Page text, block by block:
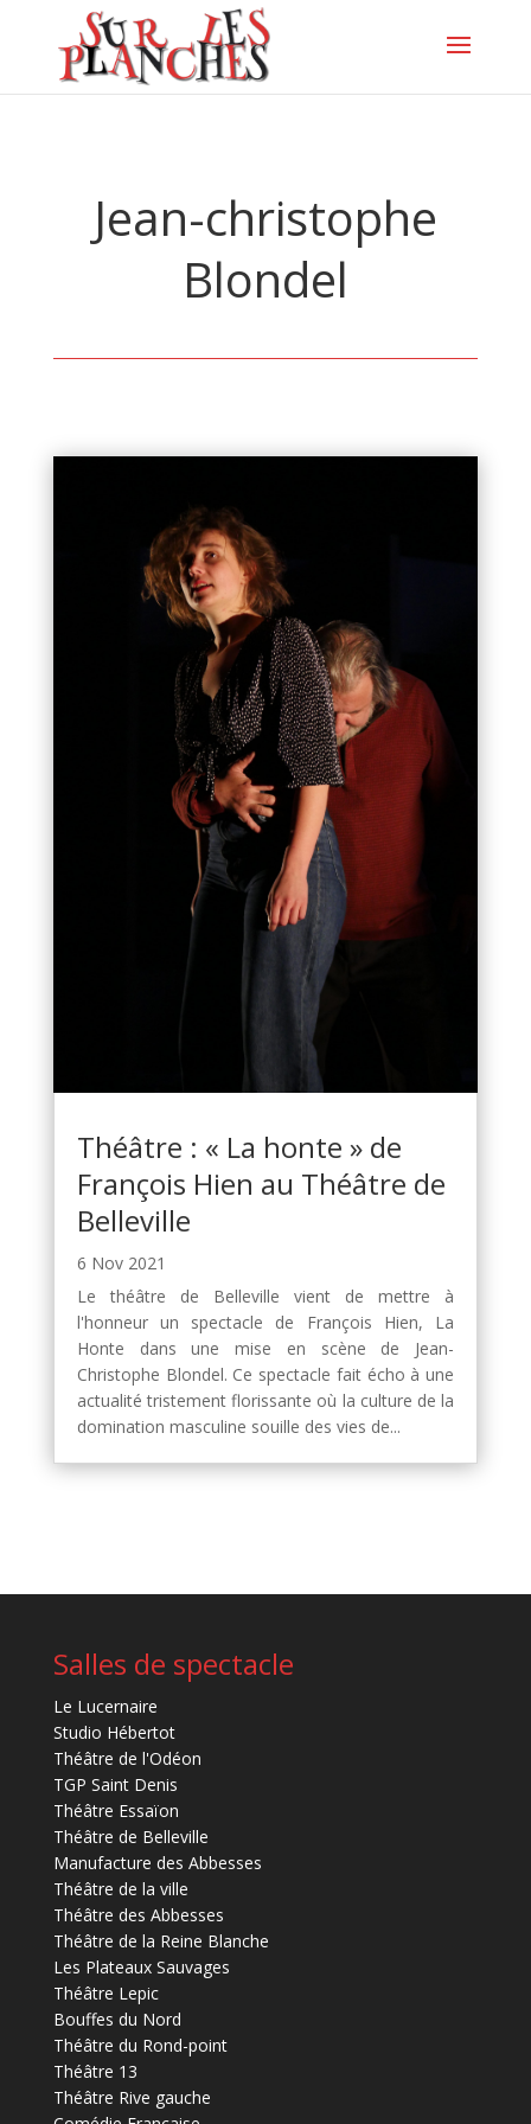
Jean-christophe
Blondel
Théâtre : « La honte » de
François Hien au Théâtre de
Belleville
6 Nov 2021
Le théâtre de Belleville vient de mettre à
l'honneur un spectacle de François Hien, La
Honte dans une mise en scène de Jean-
Christophe Blondel. Ce spectacle fait écho à une
actualité tristement florissante où la culture de la
domination masculine souille des vies de...
Salles de spectacle
Le Lucernaire
Studio Hébertot
Théâtre de l'Odéon
TGP Saint Denis
Théâtre Essaïon
Théâtre de Belleville
Manufacture des Abbesses
Théâtre de la ville
Théâtre des Abbesses
Théâtre de la Reine Blanche
Les Plateaux Sauvages
Théâtre Lepic
Bouffes du Nord
Théâtre du Rond-point
Théâtre 13
Théâtre Rive gauche